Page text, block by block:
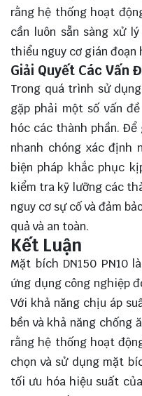
rằng hệ thống hoạt
cần luôn sẵn sàng xử
thiểu nguy cơ gián
Giải Quyết Các Vấn
Trong quá trình sử
gặp phải một số vấn
hóc các thành phần. Để
nhanh chóng xác định
biện pháp khắc phục
kiểm tra kỹ lưỡng các
nguy cơ sự cố và đảm
quả và an toàn.
Kết Luận
Mặt bích DN150 PN10
ứng dụng công nghiệp
Với khả năng chịu áp
bền và khả năng chống
rằng hệ thống hoạt
chọn và sử dụng mặt
tối ưu hóa hiệu suất